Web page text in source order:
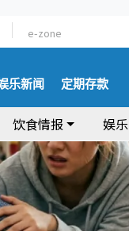
e-zone
乐新闻 定期存款
饮食情报 娱乐